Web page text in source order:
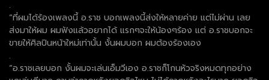
.
“ที่ผมได้ร้องเพลงนี้ อ.ราช บอกเพลงนี้ส่งให้หลายค่าย แต่ไม่ผ่าน เลย
ส่งมาให้ผม ผมฟังแล้วอยากได้ แรกๆจะให้น้องๆร้อง แต่ อ.ราชบอกจะ
ขายให้ศิลปินหน้าใหม่เท่านั้น งั้นผมบอก ผมต้องร้องเอง
.
“อ.ราชเลยบอก งั้นผมจะเล่นเอ็มวีเอง อ.ราชก็โกนหัวจริงหมดทุกอย่าง